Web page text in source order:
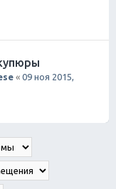
« 09 ноя 2015,